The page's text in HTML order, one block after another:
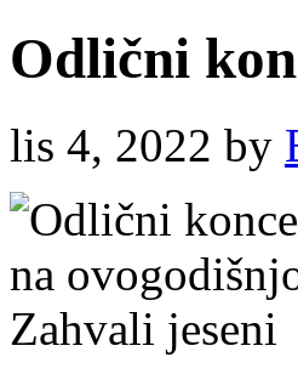
Odlični
lis 4, 2022 by